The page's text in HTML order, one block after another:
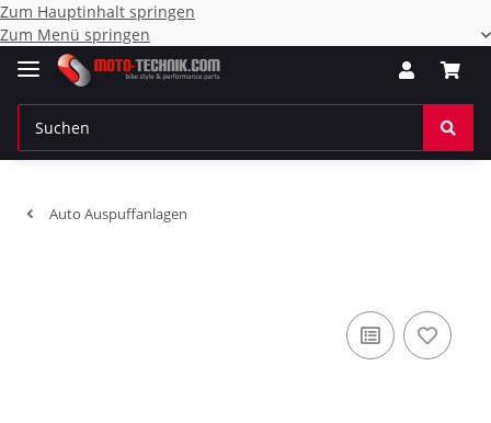
Zum Hauptinhalt springen
Zum Menü springen
Auto Auspuffanlagen